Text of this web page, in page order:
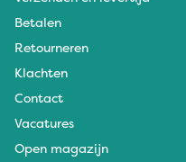
Betalen
Retourneren
Klachten
Contact
Vacatures
Open magazijn